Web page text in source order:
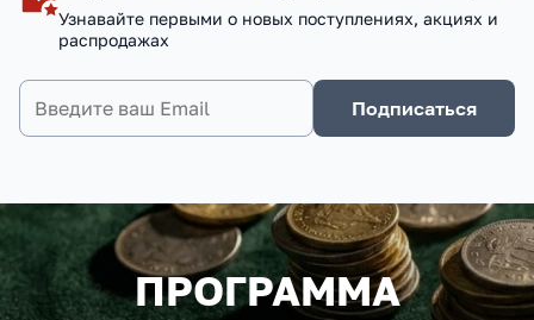
Узнавайте первыми о новых поступлениях, акциях и
распродажах
Подписаться
ПРОГРАММА